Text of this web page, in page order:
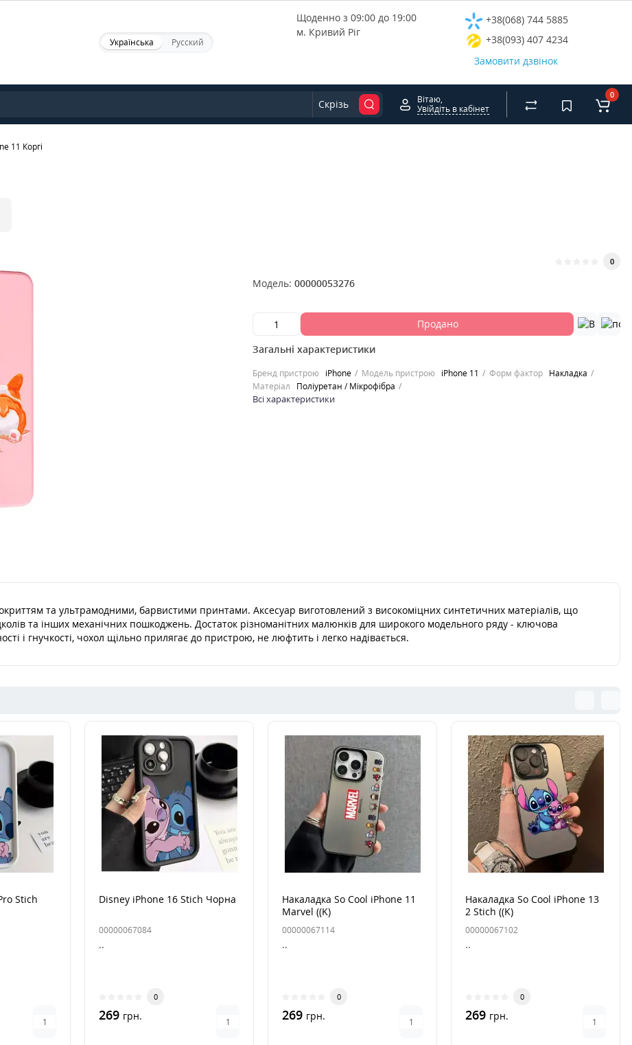
Українська Русский
Щоденно з 09:00 до 19:00
м. Кривий Ріг
+38(068) 744 5885
+38(093) 407 4234
Замовити дзвінок
Скрізь
Вітаю,
Увійдіть в кабінет
0
11 Коргі
0
Модель: 00000053276
Продано
Загальні характеристики
Бренд пристрою iPhone Модель пристрою iPhone 11 Форм фактор
Накладка
Матеріал
Поліуретан / Мікрофібра
Всі характеристики
та ультрамодними, барвистими принтами. Аксесуар виготовлений з високоміцних синтетичних матеріалів, що
та інших механічних пошкоджень. Достаток різноманітних малюнків для широкого модельного ряду - ключова
і гнучкості, чохол щільно прилягає до пристрою, не люфтить і легко надівається.
Stich
Disney iPhone 16 Stich Чорна
00000067084
..
0
269 грн.
Накаладка So Cool iPhone 11
Marvel ((K)
00000067114
..
0
269 грн.
Накаладка So Cool iPhone 13
2 Stich ((K)
00000067102
..
0
269 грн.